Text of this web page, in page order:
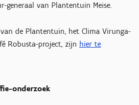
generaal van Plantentuin Meise.
de Plantentuin, het Clima Virunga-
Robusta-project, zijn hier te
onderzoek